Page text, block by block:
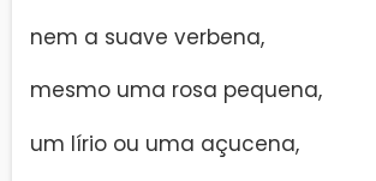
nem a suave verbena,
mesmo uma rosa pequena,
um lírio ou uma açucena,